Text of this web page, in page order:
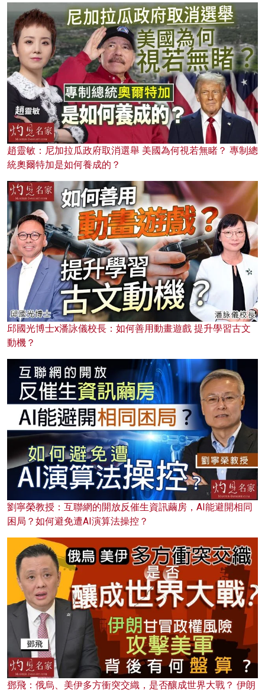
趙靈敏：尼加拉瓜政府取消選舉 美國為何視若無睹？ 專制總
統奧爾特加是如何養成的？
邱國光博士x潘詠儀校長：如何善用動畫遊戲 提升學習古文
動機？
劉寧榮教授：互聯網的開放反催生資訊繭房，AI能避開相同
困局？如何避免遭AI演算法操控？
鄧飛：俄烏、美伊多方衝突交織，是否釀成世界大戰？ 伊朗